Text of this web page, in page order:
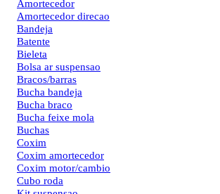
Amortecedor
Amortecedor direcao
Bandeja
Batente
Bieleta
Bolsa ar suspensao
Bracos/barras
Bucha bandeja
Bucha braco
Bucha feixe mola
Buchas
Coxim
Coxim amortecedor
Coxim motor/cambio
Cubo roda